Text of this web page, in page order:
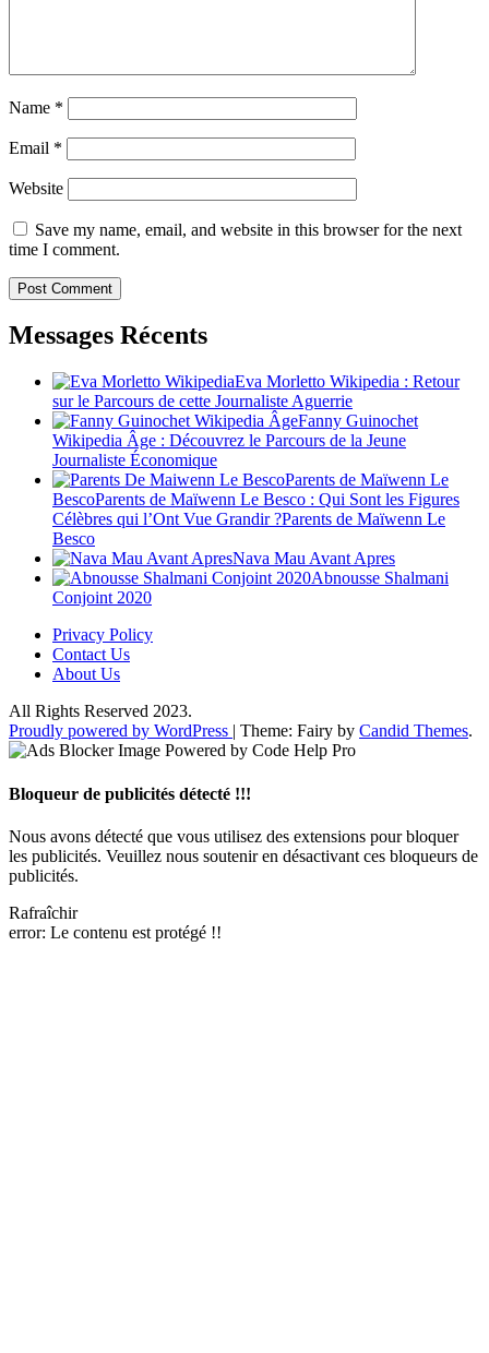
Name *
Email *
Website
Save my name, email, and website in this browser for the next
time I comment.
Messages Récents
Eva Morletto Wikipedia : Retour
sur le Parcours de cette Journaliste Aguerrie
Fanny Guinochet
Wikipedia Âge : Découvrez le Parcours de la Jeune
Journaliste Économique
Parents de Maïwenn Le
BescoParents de Maïwenn Le Besco : Qui Sont les Figures
Célèbres qui l’Ont Vue Grandir ?Parents de Maïwenn Le
Besco
Nava Mau Avant Apres
Abnousse Shalmani
Conjoint 2020
Privacy Policy
Contact Us
About Us
All Rights Reserved 2023.
Proudly powered by WordPress | Theme: Fairy by Candid Themes.
Bloqueur de publicités détecté !!!
Nous avons détecté que vous utilisez des extensions pour bloquer
les publicités. Veuillez nous soutenir en désactivant ces bloqueurs de
publicités.
Rafraîchir
error: Le contenu est protégé !!